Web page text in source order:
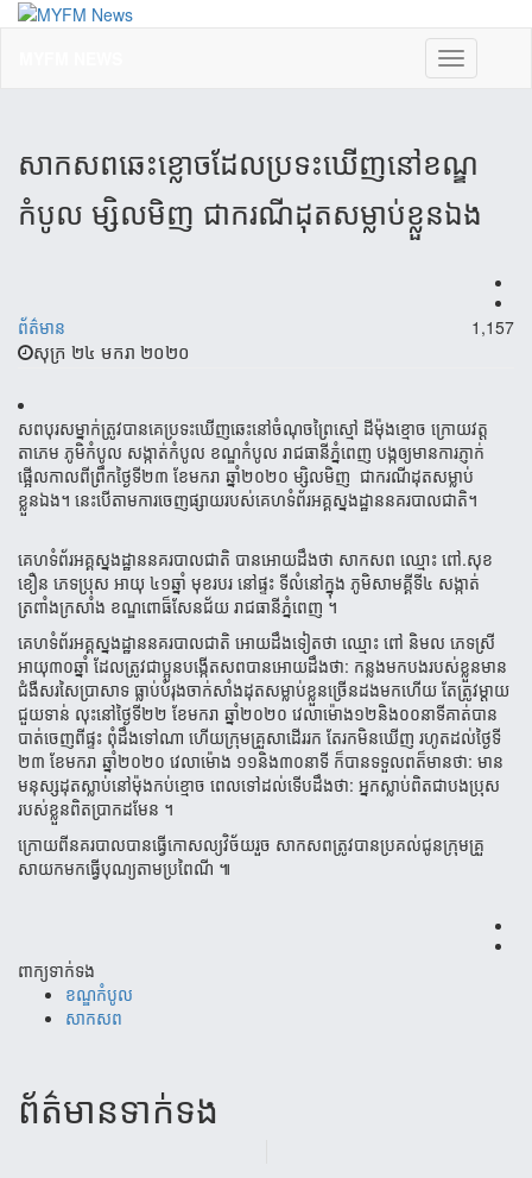
Toggle
navigation
សាកសពឆេះខ្លោចដែលប្រទះឃើញនៅខណ្ឌ
កំបូល ម្សិលមិញ ជាករណីដុត​សម្លាប់​ខ្លួនឯង
1,157
ព័ត៌មាន
សុក្រ ២៤ មករា ២០២០
សពបុរសម្នាក់ត្រូវ​បានគេប្រទះឃើញឆេះ​នៅចំណុច​ព្រៃស្មៅ ដីម៉ុងខ្មោច ក្រោយ​វត្ត
តាភេម ​ភូមិកំបូល សង្កាត់កំបូល ខណ្ឌកំបូល ​រាជធានី​ភ្នំពេញ​​ បង្កឲ្យមាន​ការភ្ញាក់
ផ្អើលកាលពីព្រឹកថ្ងៃទី២៣ ខែ​មករា ឆ្នាំ២០២០ ម្សិលមិញ ជាករណីដុត​សម្លាប់​
ខ្លួនឯង។ នេះបើ​តាម​ការ​ចេញ​ផ្សាយ​របស់​គេហ​ទំព័រ​អគ្គស្នងដ្ឋាន​នគរបាល​​ជាតិ។​
គេហ​ទំព័រ​អគ្គស្នងដ្ឋាន​នគរបាល​​ជាតិ បានអោយដឹងថា ​សាកសព ឈ្មោះ​ ពៅ​.​សុខ​
ខឿន​ ភេទ​ប្រុស​ អាយុ​ ៤១​ឆ្នាំ​ មុខរបរ​ នៅផ្ទះ​ ទីលំនៅ​ក្នុង​ ភូមិ​សាមគ្គី​ទី​៤​ សង្កាត់​
ត្រពាំង​ក្រសាំង​ ខណ្ឌ​ពោ​ធ៏​សែន​ជ័យ​ រាជធានី​ភ្នំពេញ​ ។​
គេហ​ទំព័រ​អគ្គស្នងដ្ឋាន​នគរបាល​​ជាតិ អោយដឹងទៀតថា ឈ្មោះ​ ពៅ​ និមល​ ភេទ​ស្រី​
អាយុ​៣០​ឆ្នាំ​ ដែល​ត្រូវជា​ប្អូនបង្កើត​សព​បានអោយ​ដឹង​ថា​:​ កន្លង​មក​បង​របស់​ខ្លួន​មាន​
ជំងឺ​សរសៃ​ប្រាសាទ​ ធ្លាប់​បំរុង​ចាក់​សាំង​ដុត​សម្លាប់​ខ្លួន​ច្រើន​ដង​មក​ហើយ​ តែ​ត្រូវ​ម្តាយ​
ជួយ​ទាន់​ លុះ​នៅ​ថ្ងៃ​ទី​២២​ ខែមករា​ ឆ្នាំ​២០២០​ វេលា​ម៉ោង​១២​និង​០០​នាទី​គាត់​បាន​
បាត់​ចេញពីផ្ទះ​ ពុំ​ដឹង​ទៅ​ណា​ ហើយ​ក្រុម​គ្រួសា​ដើរ​រក​ តែ​រក​មិនឃើញ​ រហូត​ដល់​ថ្ងៃ​ទី​
២៣​ ខែមករា​ ឆ្នាំ​២០២០​ វេលា​ម៉ោង​ ១១​និង​៣០​នាទី​ ក៏​បាន​ទទួល​ព​ត៏​មាន​ថា​: មាន​
មនុស្ស​ដុត​ស្លាប់​នៅ​ម៉ុង​កប់ខ្មោច​ ពេល​ទៅ​ដល់​ទើប​ដឹង​ថា​:​ អ្នក​ស្លាប់​ពិតជា​បងប្រុស​
របស់​ខ្លួន​ពិតប្រាកដ​មែន​ ។​
​ក្រោយ​ពី​នគរបាល​បាន​ធ្វើ​កោសល្យវិច័យ​រួច​ សាកសព​ត្រូវ​បាន​ប្រគល់​ជូន​ក្រុម​គ្រួ​
សាយ​កមក​ធ្វើបុណ្យ​តាម​ប្រពៃណី​ ៕
ពាក្យទាក់ទង
ខណ្ឌកំបូល
សាកសព
ព័ត៌មាន​ទាក់​ទង